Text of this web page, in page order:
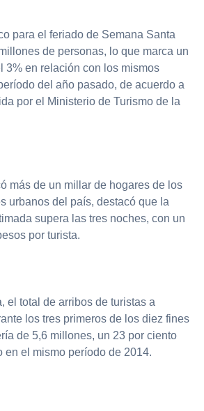
para el feriado de Semana Santa
de personas, lo que marca un
3% en relación con los mismos
del año pasado, de acuerdo a
por el Ministerio de Turismo de la
más de un millar de hogares de los
urbanos del país, destacó que la
supera las tres noches, con un
por turista.
el total de arribos de turistas a
los tres primeros de los diez fines
de 5,6 millones, un 23 por ciento
en el mismo período de 2014.